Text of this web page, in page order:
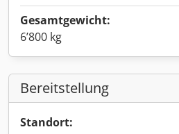
Gesamtgewicht:
6’800 kg
Bereitstellung
Standort: